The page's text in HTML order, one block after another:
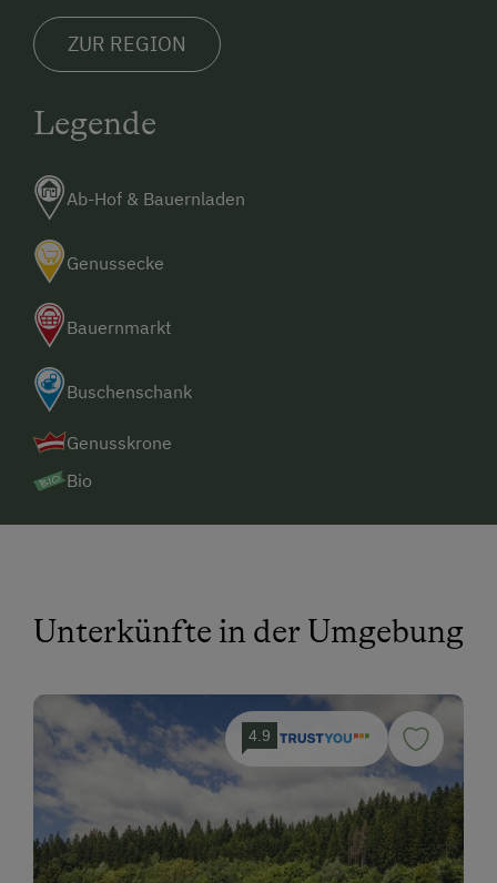
ZUR REGION
Legende
Ab-Hof & Bauernladen
Genussecke
Bauernmarkt
Buschenschank
Genusskrone
Bio
Unterkünfte in der Umgebung
4.9